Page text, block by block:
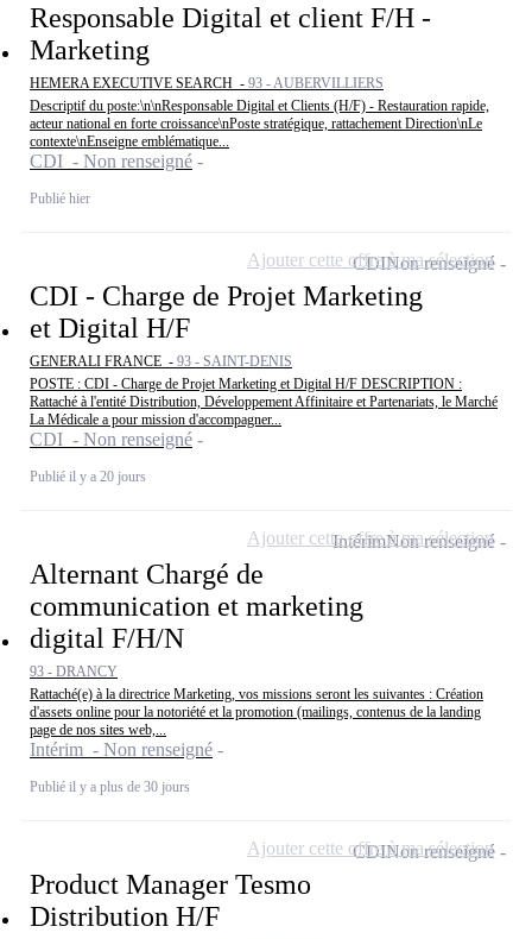
Responsable Digital et client F/H -
Marketing
HEMERA EXECUTIVE SEARCH - 93 - AUBERVILLIERS
Descriptif du poste:\n\nResponsable Digital et Clients (H/F) - Restauration rapide,
acteur national en forte croissance\nPoste stratégique, rattachement Direction\nLe
contexte\nEnseigne emblématique...
CDI - Non renseigné
Publié hier
CDI - Charge de Projet Marketing
et Digital H/F
GENERALI FRANCE - 93 - SAINT-DENIS
POSTE : CDI - Charge de Projet Marketing et Digital H/F DESCRIPTION :
Rattaché à l'entité Distribution, Développement Affinitaire et Partenariats, le Marché
La Médicale a pour mission d'accompagner...
CDI - Non renseigné
Publié il y a 20 jours
CDINon renseigné
Ajouter cette offre à ma sélection
Alternant Chargé de
communication et marketing
digital F/H/N
93 - DRANCY
Rattaché(e) à la directrice Marketing, vos missions seront les suivantes : Création
d'assets online pour la notoriété et la promotion (mailings, contenus de la landing
page de nos sites web,...
Intérim - Non renseigné
Publié il y a plus de 30 jours
IntérimNon renseigné
Ajouter cette offre à ma sélection
Product Manager Tesmo
Distribution H/F
CDINon renseigné
Ajouter cette offre à ma sélection